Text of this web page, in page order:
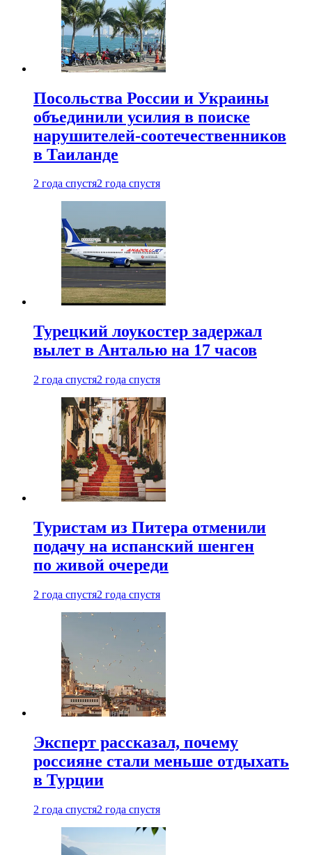
Посольства России и Украины
объединили усилия в поиске
нарушителей-соотечественников
в Таиланде
2 года спустя2 года спустя
Турецкий лоукостер задержал
вылет в Анталью на 17 часов
2 года спустя2 года спустя
Туристам из Питера отменили
подачу на испанский шенген
по живой очереди
2 года спустя2 года спустя
Эксперт рассказал, почему
россияне стали меньше отдыхать
в Турции
2 года спустя2 года спустя